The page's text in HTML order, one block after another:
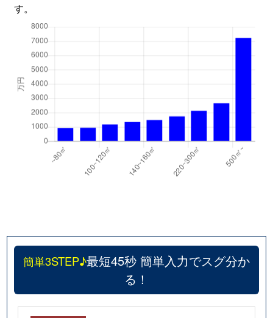
す。
簡単3STEP♪最短45秒 簡単入力でスグ分か
る！